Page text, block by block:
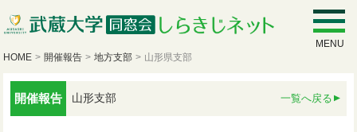
MENU
HOME > 開催報告 > 地方支部 > 山形県支部
開催報告 山形支部 一覧へ戻る